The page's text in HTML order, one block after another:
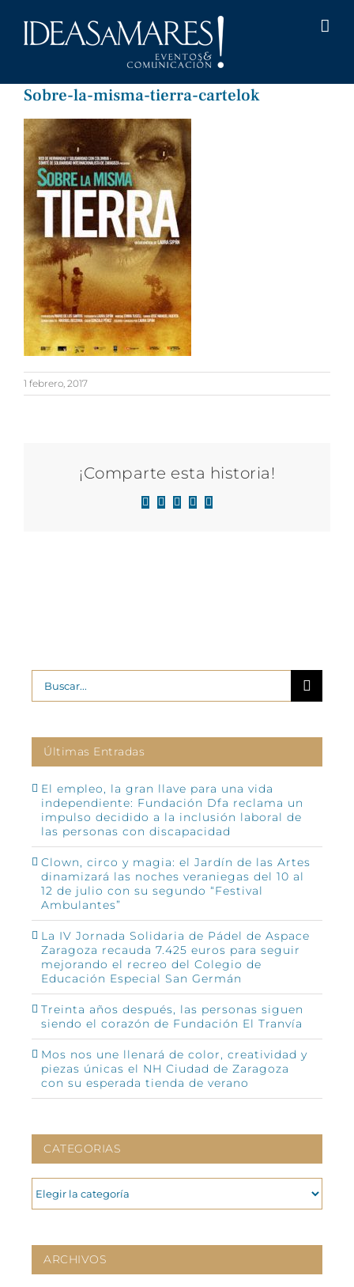
Sobre-la-misma-tierra-cartelok
1 febrero, 2017
¡Comparte esta historia!
Facebook
X LinkedIn
WhatsApp
Correo
Buscar:
Últimas Entradas
El empleo, la gran llave para una vida
independiente: Fundación Dfa reclama un
impulso decidido a la inclusión laboral de
las personas con discapacidad
Clown, circo y magia: el Jardín de las Artes
dinamizará las noches veraniegas del 10 al
12 de julio con su segundo “Festival
Ambulantes”
La IV Jornada Solidaria de Pádel de Aspace
Zaragoza recauda 7.425 euros para seguir
mejorando el recreo del Colegio de
Educación Especial San Germán
Treinta años después, las personas siguen
siendo el corazón de Fundación El Tranvía
Mos nos une llenará de color, creatividad y
piezas únicas el NH Ciudad de Zaragoza
con su esperada tienda de verano
CATEGORIAS
CATEGORIAS
ARCHIVOS